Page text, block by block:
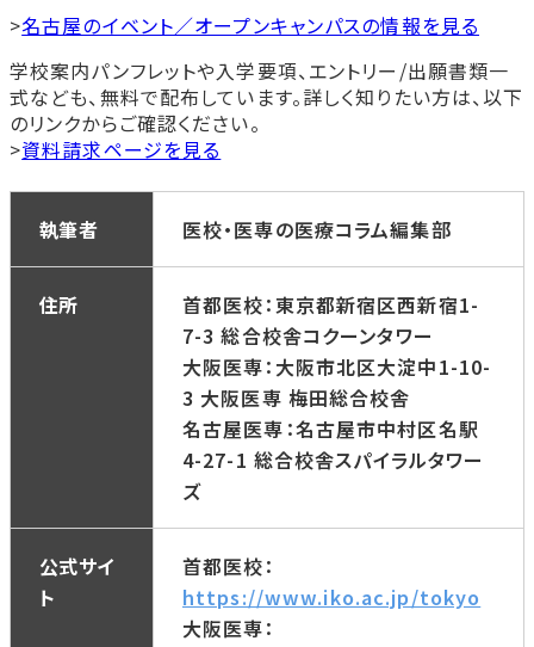
>名古屋のイベント／オープンキャンパスの情報を見る
学校案内パンフレットや入学要項、エントリー/出願書類一
式なども、無料で配布しています。詳しく知りたい方は、以下
のリンクからご確認ください。
>資料請求ページを見る
執筆者 医校・医専の医療コラム編集部
住所
首都医校：東京都新宿区西新宿1-
7-3 総合校舎コクーンタワー
大阪医専：大阪市北区大淀中1-10-
3 大阪医専 梅田総合校舎
名古屋医専：名古屋市中村区名駅
4-27-1 総合校舎スパイラルタワー
ズ
公式サイ
ト
首都医校：
https://www.iko.ac.jp/tokyo
大阪医専：